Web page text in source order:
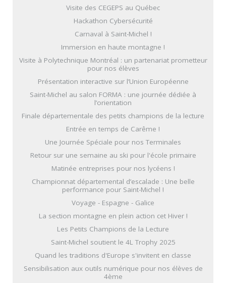
Visite des CEGEPS au Québec
Hackathon Cybersécurité
Carnaval à Saint-Michel !
Immersion en haute montagne !
Visite à Polytechnique Montréal : un partenariat prometteur
pour nos élèves
Présentation interactive sur l’Union Européenne
Saint-Michel au salon FORMA : une journée dédiée à
l’orientation
Finale départementale des petits champions de la lecture
Entrée en temps de Carême !
Une Journée Spéciale pour nos Terminales
Retour sur une semaine au ski pour l'école primaire
Matinée entreprises pour nos lycéens !
Championnat départemental d’escalade : Une belle
performance pour Saint-Michel !
Voyage - Espagne - Galice
La section montagne en plein action cet Hiver !
Les Petits Champions de la Lecture
Saint-Michel soutient le 4L Trophy 2025
Quand les traditions d'Europe s'invitent en classe
Sensibilisation aux outils numérique pour nos élèves de
4ème